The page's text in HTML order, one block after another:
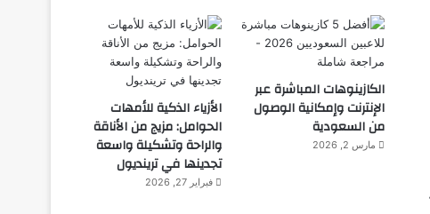
الكازينوهات المباشرة عبر
الإنترنت وإمكانية الوصول
من السعودية
مارس 2, 2026
الأزياء الذكية للأمهات
الحوامل: مزيج من الأناقة
والراحة وتشكيلة واسعة
تجدينها في ترينديول
فبراير 27, 2026